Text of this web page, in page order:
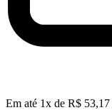
Em até 1x de R$ 53,17